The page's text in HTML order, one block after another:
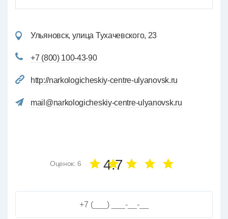
Ульяновск, улица Тухачевского, 23
+7 (800) 100-43-90
http://narkologicheskiy-centre-ulyanovsk.ru
mail@narkologicheskiy-centre-ulyanovsk.ru
4.7
Оценок: 6